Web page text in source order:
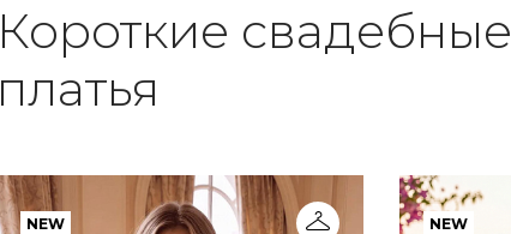
Короткие свадебные
платья
NEW NEW